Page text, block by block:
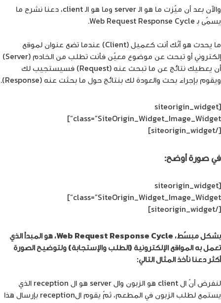
والآن بعد أن ميّزت ما هو الـ server وما هو الـ client، دعنا نشرح ما
يسمّى بـ Web Request Response Cycle.
ما يحدث هو أنّك أنت كـعميل (Client) عندما تضع عنوان لموقع
إلكتروني أو تبحث عن موضوع معيّن فأنت تطلب من الخادم (Server)
أن يعطيك نتائج عن ما تبحث عنه (Request) فسيستجيب لك
ويقوم بإجراء بحث والعودة لك بنتائج حول ما بحثت عنه (Response).
[siteorigin_widget
class=”SiteOrigin_Widget_Image_Widget”]
[/siteorigin_widget]
في صورة أوضح:
[siteorigin_widget
class=”SiteOrigin_Widget_Image_Widget”]
[/siteorigin_widget]
بشكل مبسّط، Web Request Response Cycle، هو المبدأ الذي
تعمل به المواقع الإلكترونية (الطلب والإستجابة) ولتوضيح الصورة
أكثر دعنا نأخذ المثال التالي:
لنفرض أنّ ال client هو الزبون وال server هو ال reception الذي
يستمع لطلب الزبون في المطعم، ثمّ يقوم الreception بإرسال هذا